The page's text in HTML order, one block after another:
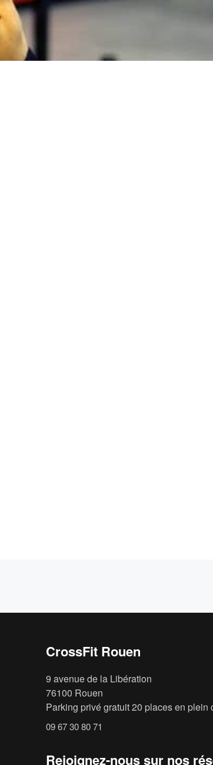
CrossFit Rouen
9 avenue de la Libération
76100 Rouen
Parking privé gratuit 20 places en plein
09 67 30 80 71
Rejoignez-nous sur nos